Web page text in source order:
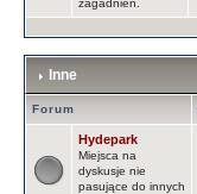
zagadnień.
Inne
Forum
Hydepark
Miejsca na
dyskusje nie
pasujące do innych